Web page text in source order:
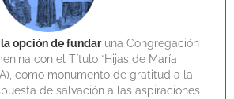
opción de fundaruna Congregación
con el Título “Hijas de María
como monumento de gratitud a la
de salvación a las aspiraciones